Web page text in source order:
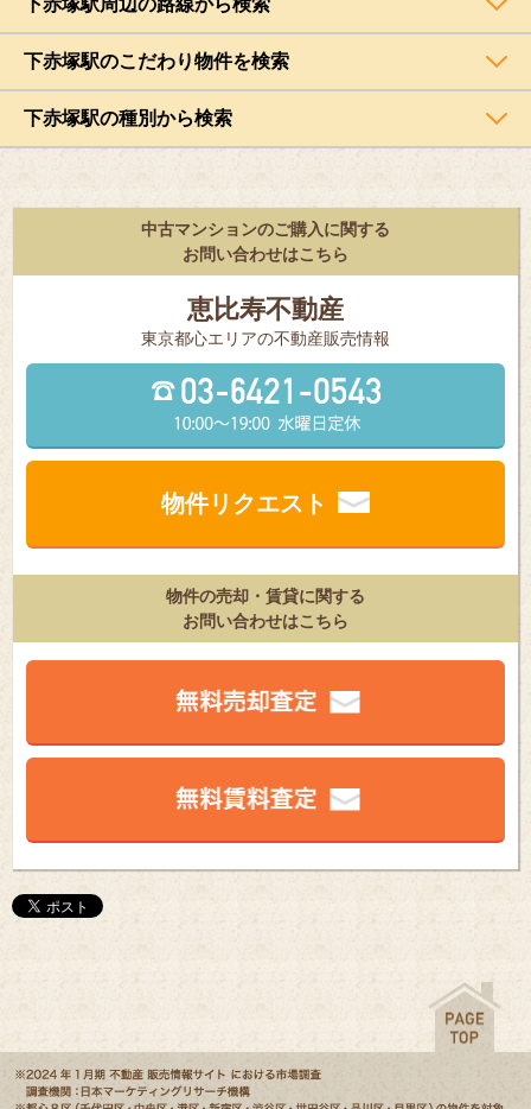
下赤塚駅周辺の路線から検索
下赤塚駅のこだわり物件を検索
下赤塚駅の種別から検索
中古マンションのご購入に関する
お問い合わせはこちら
恵比寿不動産
東京都⼼エリアの不動産販売情報
物件リクエスト
物件の売却・賃貸に関する
お問い合わせはこちら